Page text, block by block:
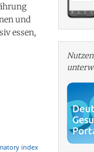
und
essen,
index